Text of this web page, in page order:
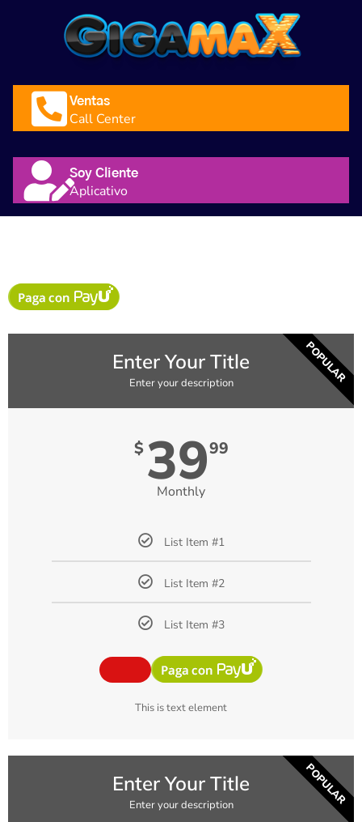
Ventas
Call Center
Soy Cliente
Aplicativo
Enter Your Title
Enter your description
$ 3999
Monthly
List Item #1
List Item #2
List Item #3
This is text element
POPULAR
Enter Your Title
Enter your description POPULAR